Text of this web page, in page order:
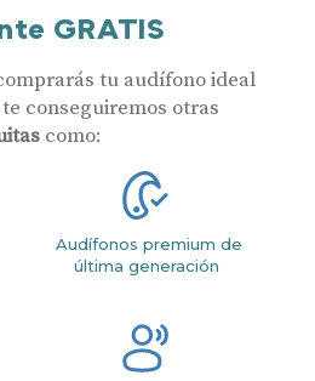
GRATIS
tu audífono ideal
conseguiremos otras
como:
Audífonos premium de
última generación